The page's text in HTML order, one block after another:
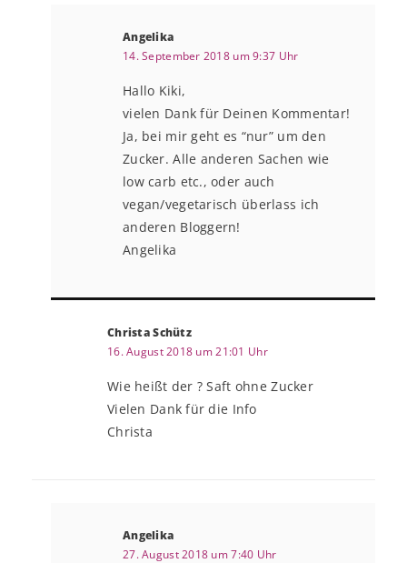
Angelika
14. September 2018 um 9:37 Uhr
Hallo Kiki,
vielen Dank für Deinen Kommentar!
Ja, bei mir geht es “nur” um den
Zucker. Alle anderen Sachen wie
low carb etc., oder auch
vegan/vegetarisch überlass ich
anderen Bloggern!
Angelika
Christa Schütz
16. August 2018 um 21:01 Uhr
Wie heißt der ? Saft ohne Zucker
Vielen Dank für die Info
Christa
Angelika
27. August 2018 um 7:40 Uhr